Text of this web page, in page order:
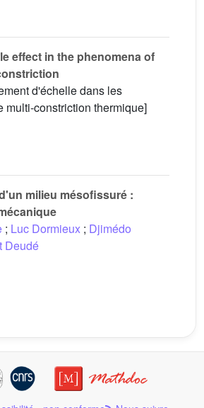
effect in the phenomena of
d'échelle dans les
multi-constriction thermique]
milieu mésofissuré :
; Luc Dormieux ; Djimédo
Deudé